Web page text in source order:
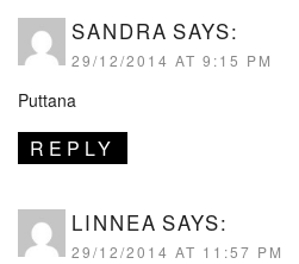
SANDRA SAYS:
29/12/2014 AT 9:15 PM
Puttana
REPLY
LINNEA SAYS:
29/12/2014 AT 11:57 PM